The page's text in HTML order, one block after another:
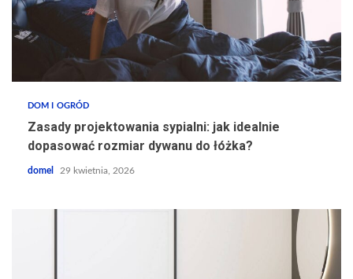
DOM I OGRÓD
Zasady projektowania sypialni: jak idealnie
dopasować rozmiar dywanu do łóżka?
domel 29 kwietnia, 2026